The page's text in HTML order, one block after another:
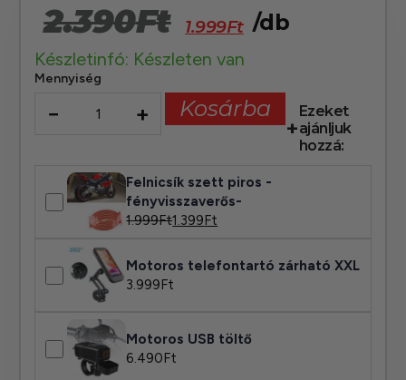
2.390Ft 1.999Ft /db
Készletinfó: Készleten van
Mennyiség
− + Kosárba
Ezeket
ajánljuk
hozzá:
Felnicsík szett piros -
fényvisszaverős-
1.999Ft1.399 Ft
Motoros telefontartó zárható XXL
3.999Ft
Motoros USB töltő
6.490Ft